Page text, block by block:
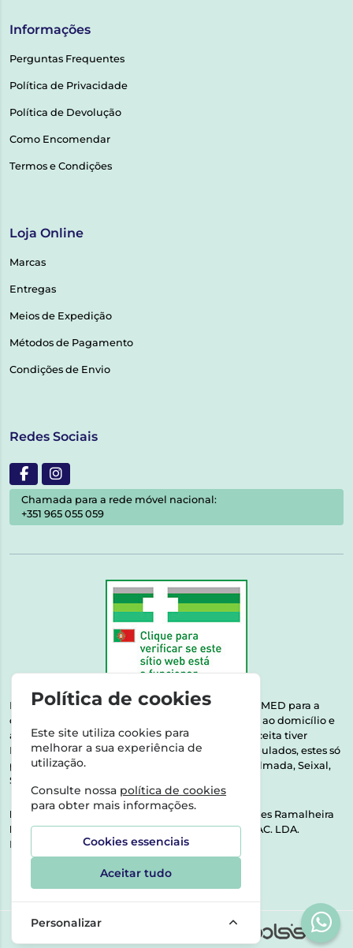
Informações
Perguntas Frequentes
Política de Privacidade
Política de Devolução
Como Encomendar
Termos e Condições
Loja Online
Marcas
Entregas
Meios de Expedição
Métodos de Pagamento
Condições de Envio
Redes Sociais
Chamada para a rede móvel nacional:
+351 965 055 059
Esta farmácia encontra-se autorizada pelo INFARMED para a
dispensa de medicamentos e produtos de saúde ao domicílio e
através da internet. Medicamentos | Se na sua receita tiver
MSRM, MNSRM, MSRMV ou Medicamentos Manipulados, estes só
podem ser entregues nos seguintes concelhos: Almada, Seixal,
Sesimbra, Oeiras e Lisboa.
Direção Técnica:
Dra. Raquel Alexandra Fernandes Ramalheira
NIPC:513064133 | ASPAS E NÚMEROS SOC. FARMAC. LDA.
Rua dos Castanheiros 5 AB Feijó2810-036 Almada
Política de cookies
Este site utiliza cookies para
melhorar a sua experiência de
utilização.
Consulte nossa política de cookies
para obter mais informações.
Cookies essenciais
Aceitar tudo
Personalizar